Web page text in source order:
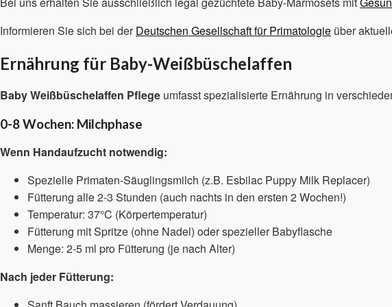
Informieren Sie sich bei derDeutschen Gesellschaft für Primatologie über
Ernährung für Baby-Weißbüschelaffen
Baby Weißbüschelaffen Pflege umfasst spezialisierte Ernährung in
0-8 Wochen: Milchphase
Wenn Handaufzucht notwendig:
Spezielle Primaten-Säuglingsmilch (z.B. Esbilac Puppy Milk Replacer)
Fütterung alle 2-3 Stunden (auch nachts in den ersten 2 Wochen!)
Temperatur: 37°C (Körpertemperatur)
Fütterung mit Spritze (ohne Nadel) oder spezieller Babyflasche
Menge: 2-5 ml pro Fütterung (je nach Alter)
Nach jeder Fütterung: